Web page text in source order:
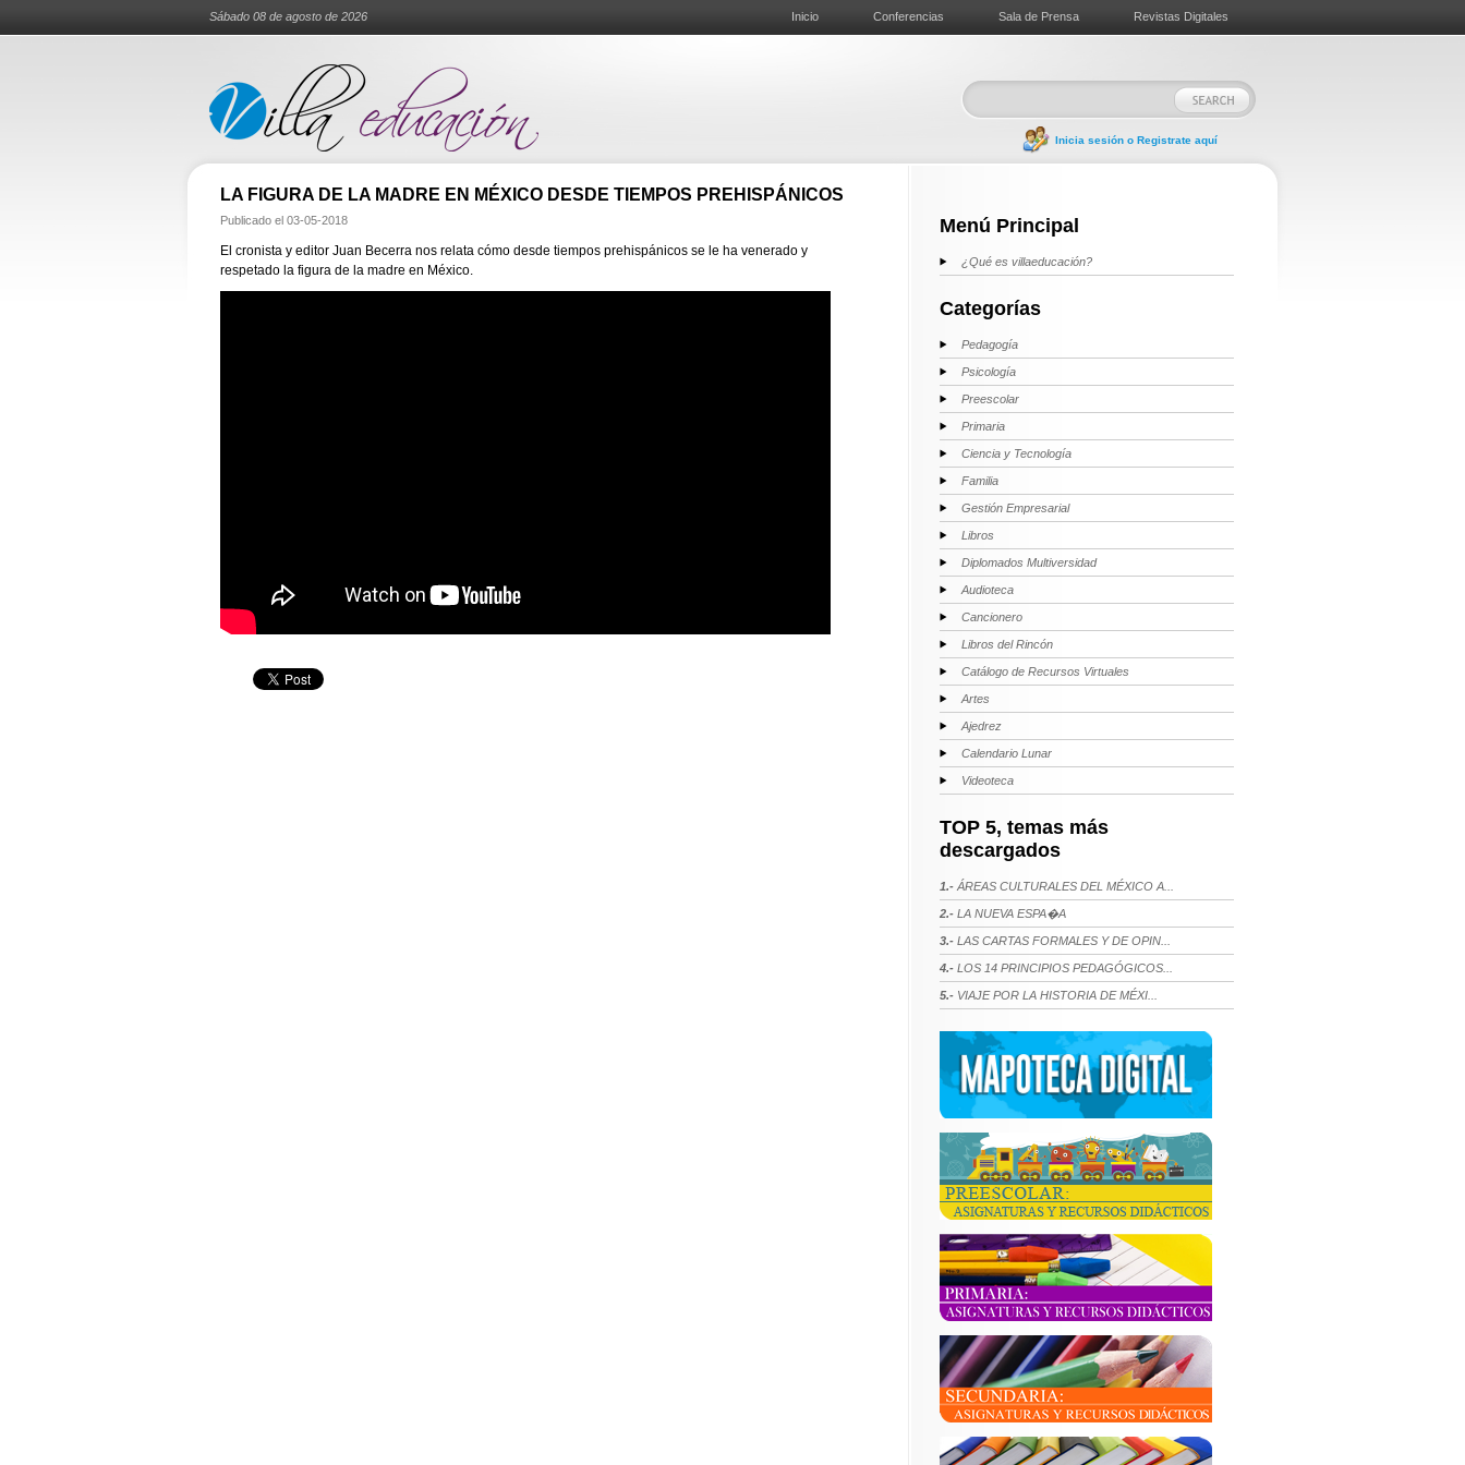
Sábado 08 de agosto de 2026 Inicio Conferencias Sala de Prensa Revistas Digitales
Inicia sesión o Registrate aquí
LA FIGURA DE LA MADRE EN MÉXICO DESDE TIEMPOS PREHISPÁNICOS
Publicado el 03-05-2018
El cronista y editor Juan Becerra nos relata cómo desde tiempos prehispánicos se le ha venerado y
respetado la figura de la madre en México.
Menú Principal
¿Qué es villaeducación?
Categorías
Pedagogía
Psicología
Preescolar
Primaria
Ciencia y Tecnología
Familia
Gestión Empresarial
Libros
Diplomados Multiversidad
Audioteca
Cancionero
Libros del Rincón
Catálogo de Recursos Virtuales
Artes
Ajedrez
Calendario Lunar
Videoteca
TOP 5, temas más
descargados
1.- ÁREAS CULTURALES DEL MÉXICO A...
2.- LA NUEVA ESPA�A
3.- LAS CARTAS FORMALES Y DE OPIN...
4.- LOS 14 PRINCIPIOS PEDAGÓGICOS...
5.- VIAJE POR LA HISTORIA DE MÉXI...